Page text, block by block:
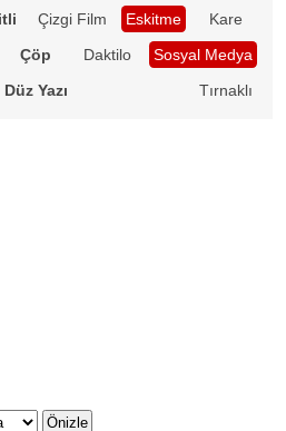
Çizgi Film Eskitme
Kare
Çöp Daktilo
Sosyal Medya
Düz Yazı Tırnaklı